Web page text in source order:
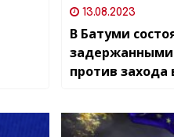
13.08.2023
В Батуми
задержанными
против захода